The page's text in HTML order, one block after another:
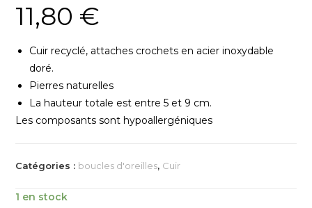
11,80 €
Cuir recyclé, attaches crochets en acier inoxydable
doré.
Pierres naturelles
La hauteur totale est entre 5 et 9 cm.
Les composants sont hypoallergéniques
Catégories : boucles d'oreilles, Cuir
1 en stock